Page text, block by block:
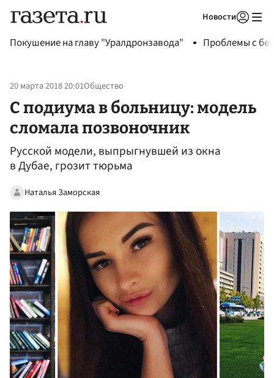
Новости
Покушение на главу "Уралдронзавода" Проблемы с
20 марта 2018 20:01Общество
С подиума в больницу: модель
сломала позвоночник
Русской модели, выпрыгнувшей из окна
в Дубае, грозит тюрьма
Наталья Заморская